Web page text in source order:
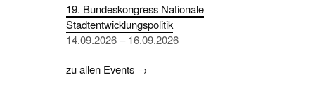
19. Bundeskongress Nationale
Stadtentwicklungspolitik
14.09.2026 – 16.09.2026
zu allen Events →